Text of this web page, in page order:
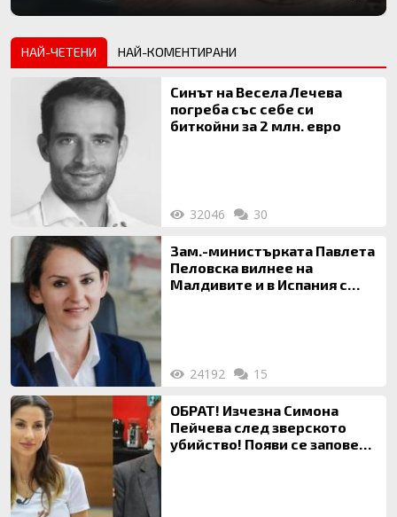
НАЙ-ЧЕТЕНИ НАЙ-КОМЕНТИРАНИ
Синът на Весела Лечева
погреба със себе си
биткойни за 2 млн. евро
32046 30
Зам.-министърката Павлета
Пеловска вилнее на
Малдивите и в Испания с
24192 15
ОБРАТ! Изчезна Симона
Пейчева след зверското
убийство! Появи се заповед